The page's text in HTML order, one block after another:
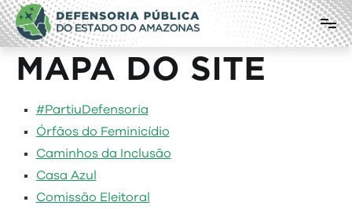
Pular
para
o
conteúdo
Defensoria Pública do Estado do
Amazonas
MAPA DO SITE
#PartiuDefensoria
Órfãos do Feminicídio
Caminhos da Inclusão
Casa Azul
Comissão Eleitoral